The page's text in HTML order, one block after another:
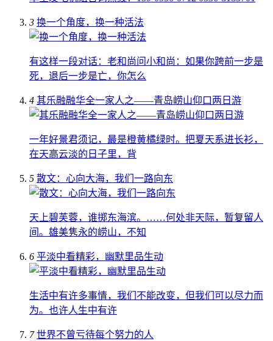
3 换一个角度，换一种活法
有这样一段对话：老和尚问小和尚：如果你跨前一步是
死，退后一步是亡，你怎么
4 其乐融融华全一家人之——青岛崂山仰口两日游
一年好景君须记，最是橙黄橘绿时。把夏天系进长衫，
在天高云淡的日子里，背
5 散文：心向大海，我们一路向东
天上碧芙蓉，谁掷东海滨。……何处非天际，暂复留人
间。雄美隽永的崂山，不知
6 平淡中看精彩，幽默里品生动
生活中有许多事情，我们不能改变，但我们可以尽力而
为。也许人生中有许
7 世界不曾亏待每个努力的人